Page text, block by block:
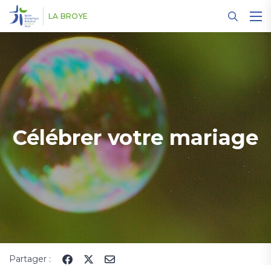
LA BROYE
Célébrer votre mariage
Partager :
Panneau de gestion des cookies